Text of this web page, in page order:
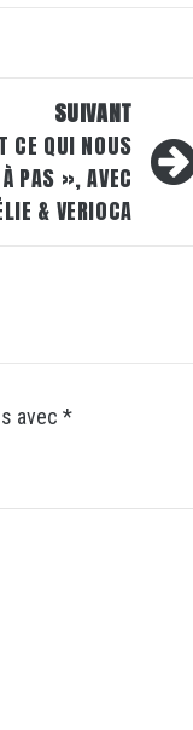
SUIVANT
CE QUI NOUS
PAS », AVEC
& VERIOCA
avec *